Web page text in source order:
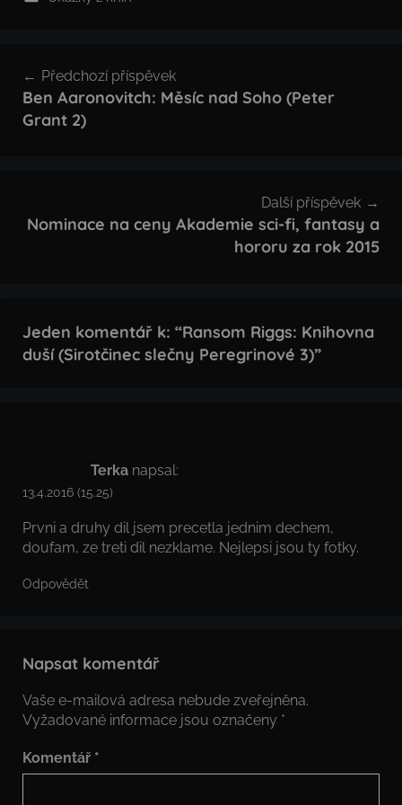
pro
příspěvek
Předchozí příspěvek
Ben Aaronovitch: Měsíc nad Soho (Peter
Grant 2)
Další příspěvek
Nominace na ceny Akademie sci-fi, fantasy a
hororu za rok 2015
Jeden komentář k: “Ransom Riggs: Knihovna
duší (Sirotčinec slečny Peregrinové 3)”
Terka napsal:
13.4.2016 (15.25)
Prvni a druhy dil jsem precetla jednim dechem,
doufam, ze treti dil nezklame. Nejlepsi jsou ty fotky.
Odpovědět
Napsat komentář
Vaše e-mailová adresa nebude zveřejněna.
Vyžadované informace jsou označeny *
Komentář *